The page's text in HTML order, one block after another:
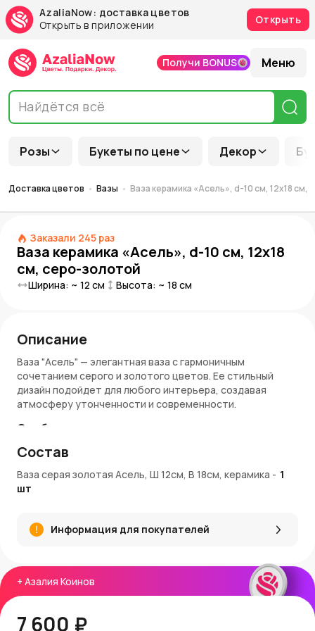
AzaliaNow: доставка цветов
Открыть в приложении
Открыть
Розы Букеты по цене Декор
Получи BONUS Меню
Доставка цветов Вазы Ваза керамика «Асель», d-10 см, 12х18 см,
Заказали 245 раз
Ваза керамика «Асель», d-10 см, 12х18
см, серо-золотой
Ширина: ~ 12 см Высота: ~ 18 см
+ Азалия Коинов
7 600 ₽
Описание
Ваза "Асель" — элегантная ваза с гармоничным
сочетанием серого и золотого цветов. Ее стильный
дизайн подойдет для любого интерьера, создавая
атмосферу утонченности и современности.
Особенности:
Размер: d-10 см, 12х18 см
Цвет: серо-золотой
Заказ и доставка:
доставкой по Москве и Московской области. При заказе
начисляются Азалия Коины, которые можно
использовать для следующих покупок.
Оформление интерьера:
Состав
Ваза серая золотая Асель, Ш 12см, В 18см, керамика - 1
шт
Информация для покупателей